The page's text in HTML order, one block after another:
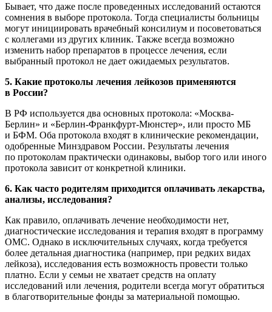
Бывает, что даже после проведенных исследований остаются
сомнения в выборе протокола. Тогда специалисты больницы
могут инициировать врачебный консилиум и посоветоваться
с коллегами из других клиник. Также всегда возможно
изменить набор препаратов в процессе лечения, если
выбранный протокол не дает ожидаемых результатов.
5. Какие протоколы лечения лейкозов применяются
в России?
В РФ используется два основных протокола: «Москва-
Берлин» и «Берлин-Франкфурт-Мюнстер», или просто МБ
и БФМ. Оба протокола входят в клинические рекомендации,
одобренные Минздравом России. Результаты лечения
по протоколам практически одинаковы, выбор того или иного
протокола зависит от конкретной клиники.
6. Как часто родителям приходится оплачивать лекарства,
анализы, исследования?
Как правило, оплачивать лечение необходимости нет,
диагностические исследования и терапия входят в программу
ОМС. Однако в исключительных случаях, когда требуется
более детальная диагностика (например, при редких видах
лейкоза), исследования есть возможность провести только
платно. Если у семьи не хватает средств на оплату
исследований или лечения, родители всегда могут обратиться
в благотворительные фонды за материальной помощью.